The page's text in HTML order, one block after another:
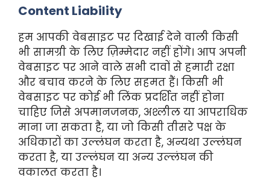
Content Liability
हम आपकी वेबसाइट पर दिखाई देने वाली किसी
भी सामग्री के लिए ज़िम्मेदार नहीं होंगे। आप अपनी
वेबसाइट पर आने वाले सभी दावों से हमारी रक्षा
और बचाव करने के लिए सहमत हैं। किसी भी
वेबसाइट पर कोई भी लिंक प्रदर्शित नहीं होना
चाहिए जिसे अपमानजनक, अश्लील या आपराधिक
माना जा सकता है, या जो किसी तीसरे पक्ष के
अधिकारों का उल्लंघन करता है, अन्यथा उल्लंघन
करता है, या उल्लंघन या अन्य उल्लंघन की
वकालत करता है।